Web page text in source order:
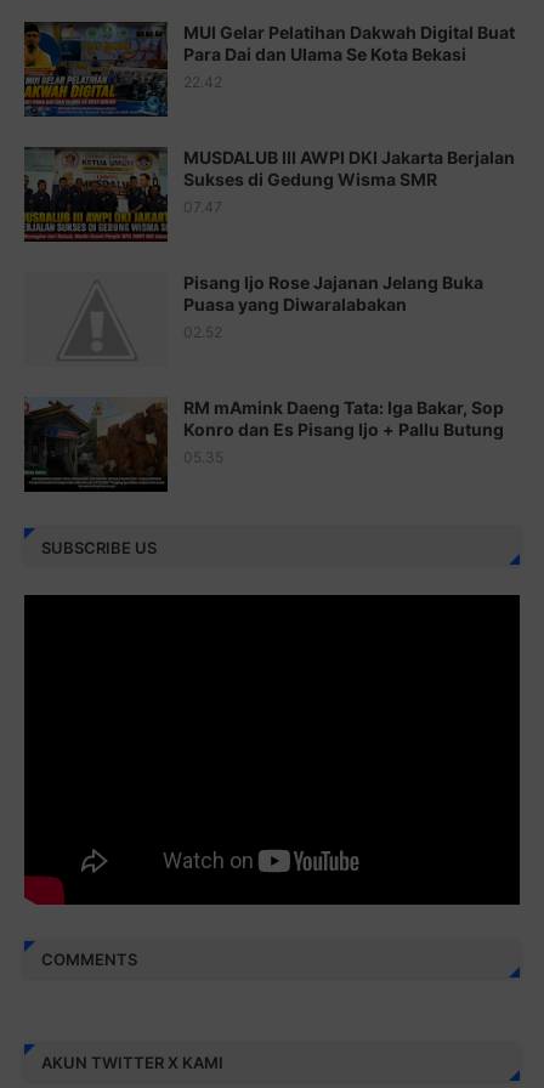
Juz 17 ⇨http://j.mp/2brHsFz
Juz 18 ⇨http://j.mp/2b8SCfc
Juz 19 ⇨http://j.mp/2bFSq95
Juz 20 ⇨http://j.mp/2brI1zc
Juz 21 ⇨http://j.mp/2b8VcBO
http://j.mp/2bFRxNP
http://j.mp/2brItxm
Juz 25 ⇨http://j.mp/2brImlf
Juz 26 ⇨http://j.mp/2bFRHF2
MUI Gelar Pelatihan Dakwah Digital Buat
Para Dai dan Ulama Se Kota Bekasi
22.42
MUSDALUB III AWPI DKI Jakarta Berjalan
Sukses di Gedung Wisma SMR
07.47
Pisang Ijo Rose Jajanan Jelang Buka
Puasa yang Diwaralabakan
02.52
RM mAmink Daeng Tata: Iga Bakar, Sop
Konro dan Es Pisang Ijo + Pallu Butung
05.35
SUBSCRIBE US
COMMENTS
AKUN TWITTER X KAMI